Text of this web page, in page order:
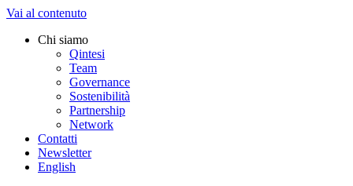
Vai al contenuto
Chi siamo
Qintesi
Team
Governance
Sostenibilità
Partnership
Network
Contatti
Newsletter
English